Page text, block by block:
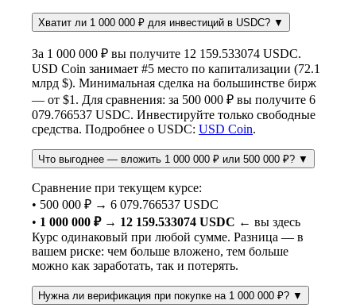
Хватит ли 1 000 000 ₽ для инвестиций в USDC? ▼
За 1 000 000 ₽ вы получите 12 159.533074 USDC.
USD Coin занимает #5 место по капитализации (72.1
млрд $). Минимальная сделка на большинстве бирж
— от $1. Для сравнения: за 500 000 ₽ вы получите 6
079.766537 USDC. Инвестируйте только свободные
средства. Подробнее о USDC: USD Coin.
Что выгоднее — вложить 1 000 000 ₽ или 500 000 ₽? ▼
Сравнение при текущем курсе:
• 500 000 ₽ → 6 079.766537 USDC
• 1 000 000 ₽ → 12 159.533074 USDC ← вы здесь
Курс одинаковый при любой сумме. Разница — в
вашем риске: чем больше вложено, тем больше
можно как заработать, так и потерять.
Нужна ли верификация при покупке на 1 000 000 ₽? ▼